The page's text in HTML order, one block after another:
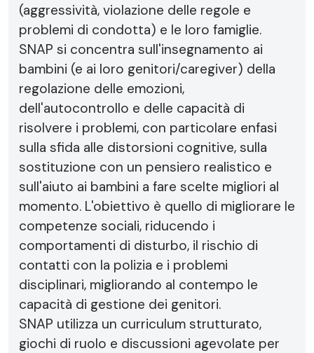
(aggressività, violazione delle regole e
problemi di condotta) e le loro famiglie.
SNAP si concentra sull'insegnamento ai
bambini (e ai loro genitori/caregiver) della
regolazione delle emozioni,
dell'autocontrollo e delle capacità di
risolvere i problemi, con particolare enfasi
sulla sfida alle distorsioni cognitive, sulla
sostituzione con un pensiero realistico e
sull'aiuto ai bambini a fare scelte migliori al
momento. L'obiettivo è quello di migliorare le
competenze sociali, riducendo i
comportamenti di disturbo, il rischio di
contatti con la polizia e i problemi
disciplinari, migliorando al contempo le
capacità di gestione dei genitori.
SNAP utilizza un curriculum strutturato,
giochi di ruolo e discussioni agevolate per